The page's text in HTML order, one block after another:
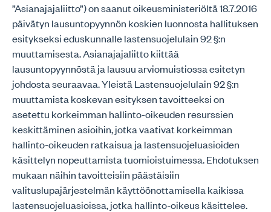
”Asianajajaliitto”) on saanut oikeusministeriöltä 18.7.2016
päivätyn lausuntopyynnön koskien luonnosta hallituksen
esitykseksi eduskunnalle lastensuojelulain 92 §:n
muuttamisesta. Asianajajaliitto kiittää
lausuntopyynnöstä ja lausuu arviomuistiossa esitetyn
johdosta seuraavaa. Yleistä Lastensuojelulain 92 §:n
muuttamista koskevan esityksen tavoitteeksi on
asetettu korkeimman hallinto-oikeuden resurssien
keskittäminen asioihin, jotka vaativat korkeimman
hallinto-oikeuden ratkaisua ja lastensuojeluasioiden
käsittelyn nopeuttamista tuomioistuimessa. Ehdotuksen
mukaan näihin tavoitteisiin päästäisiin
valituslupajärjestelmän käyttöönottamisella kaikissa
lastensuojeluasioissa, jotka hallinto-oikeus käsittelee.